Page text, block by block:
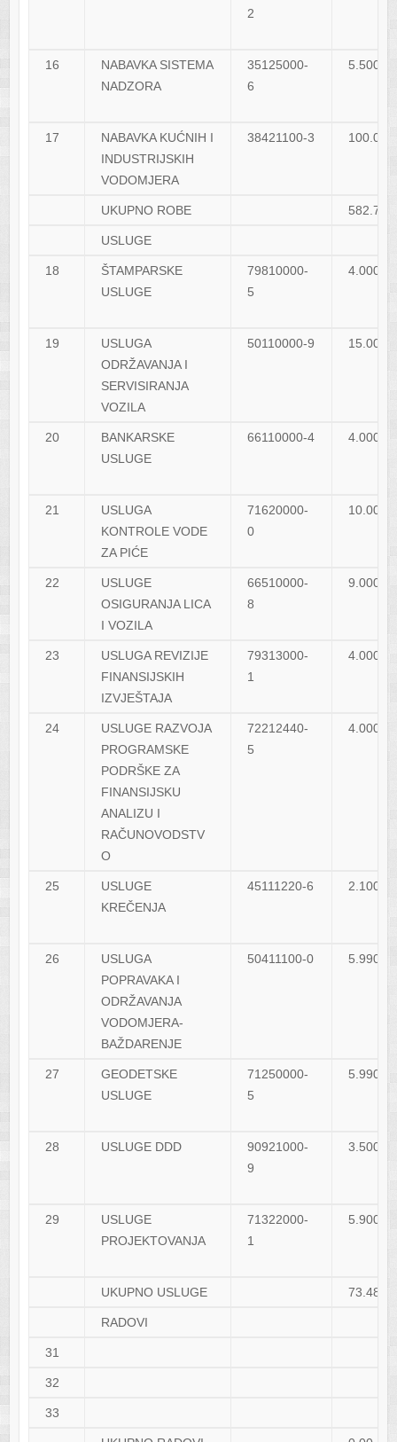
2
16
NABAVKA SISTEMA
NADZORA
35125000-
6
17
NABAVKA KUĆNIH I
INDUSTRIJSKIH
VODOMJERA
38421100-3
UKUPNO ROBE
USLUGE
18
ŠTAMPARSKE
USLUGE
79810000-
5
19
USLUGA
ODRŽAVANJA I
SERVISIRANJA
VOZILA
50110000-9
20
BANKARSKE
USLUGE
66110000-4
21
USLUGA
KONTROLE VODE
ZA PIĆE
71620000-
0
22
USLUGE
OSIGURANJA LICA
I VOZILA
66510000-
8
23
USLUGA REVIZIJE
FINANSIJSKIH
IZVJEŠTAJA
79313000-
1
24
USLUGE RAZVOJA
PROGRAMSKE
PODRŠKE ZA
FINANSIJSKU
ANALIZU I
RAČUNOVODSTV
O
72212440-
5
25
USLUGE
KREČENJA
45111220-6
26
USLUGA
POPRAVAKA I
ODRŽAVANJA
VODOMJERA-
BAŽDARENJE
50411100-0
27
GEODETSKE
USLUGE
71250000-
5
28 USLUGE DDD
90921000-
9
29
USLUGE
PROJEKTOVANJA
71322000-
1
UKUPNO USLUGE
RADOVI
31
32
33